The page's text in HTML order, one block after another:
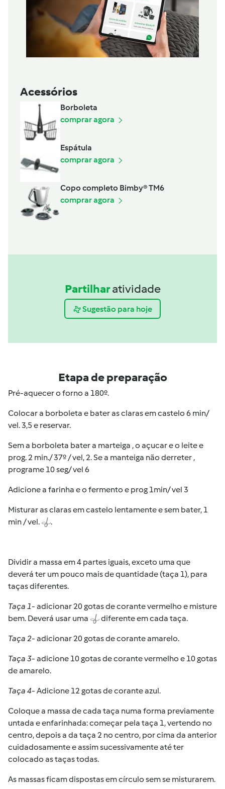
Acessórios
Borboleta
comprar agora
Espátula
comprar agora
Copo completo Bimby® TM6
comprar agora
Partilharatividade
Sugestão para hoje
Etapa de preparação
Pré-aquecer o forno a 180º.
Colocar a borboleta e bater as claras em castelo 6 min/
vel. 3,5 e reservar.
Sem a borboleta bater a marteiga , o açucar e o leite e
prog. 2 min./ 37º / vel, 2. Se a manteiga não derreter ,
programe 10 seg/ vel 6
Adicione a farinha e o fermento e prog 1min/ vel 3
Misturar as claras em castelo lentamente e sem bater, 1
min / vel.
.
Dividir a massa em 4 partes iguais, exceto uma que
deverá ter um pouco mais de quantidade (taça 1), para
taças diferentes.
Taça 1- adicionar 20 gotas de corante vermelho e misture
bem. Deverá usar uma
diferente em cada taça.
Taça 2- adicionar 20 gotas de corante amarelo.
Taça 3- adicione 10 gotas de corante vermelho e 10 gotas
de amarelo.
Taça 4- Adicione 12 gotas de corante azul.
Coloque a massa de cada taça numa forma previamente
untada e enfarinhada: começar pela taça 1, vertendo no
centro, depois a da taça 2 no centro, por cima da anterior
cuidadosamente e assim sucessivamente até ter
colocado as taças todas.
As massas ficam dispostas em círculo sem se misturarem.